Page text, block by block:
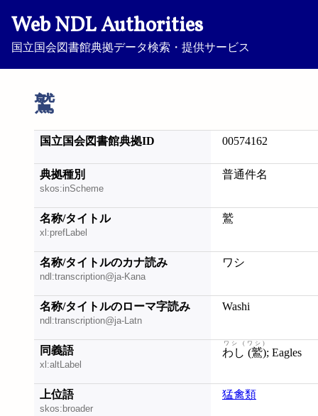
Web NDL Authorities
国立国会図書館典拠データ検索・提供サービス
鷲
国立国会図書館典拠ID 00574162
典拠種別
skos:inScheme
普通件名
名称/タイトル
xl:prefLabel
鷲
名称/タイトルのカナ読み
ndl:transcription@ja-Kana
ワシ
名称/タイトルのローマ字読み
ndl:transcription@ja-Latn
Washi
同義語
xl:altLabel
わし (鷲)
ワシ (ワシ)
; Eagles
上位語
skos:broader
猛禽類